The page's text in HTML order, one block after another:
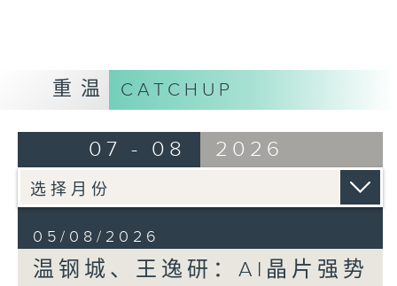
重温 CATCHUP
07 - 08 2026
05/08/2026
温钢城、王逸研：AI晶片强势